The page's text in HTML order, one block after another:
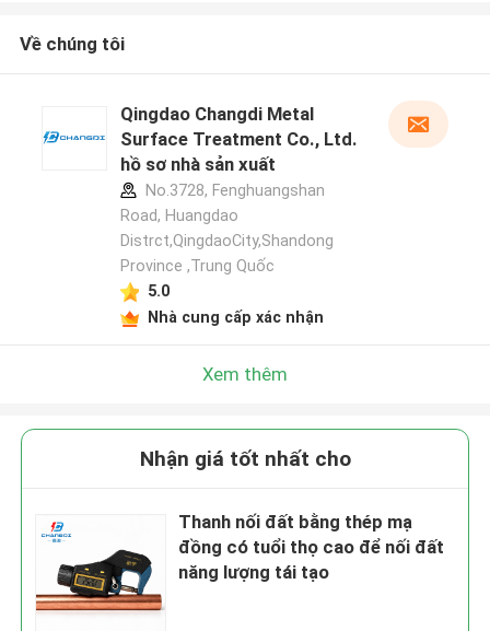
Về chúng tôi
Qingdao Changdi Metal
Surface Treatment Co., Ltd.
hồ sơ nhà sản xuất
No.3728, Fenghuangshan
Road, Huangdao
Distrct,QingdaoCity,Shandong
Province ,Trung Quốc
5.0
Nhà cung cấp xác nhận
Xem thêm
Nhận giá tốt nhất cho
Thanh nối đất bằng thép mạ
đồng có tuổi thọ cao để nối đất
năng lượng tái tạo